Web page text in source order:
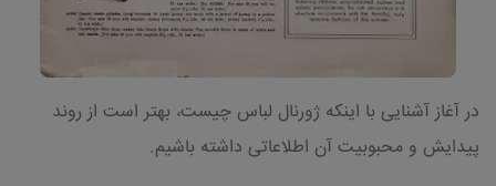
در آغاز آشنایی با اینکه ژورنال لباس چیست، بهتر است از روند
پیدایش و محبوبیت آن اطلاعاتی داشته باشیم.